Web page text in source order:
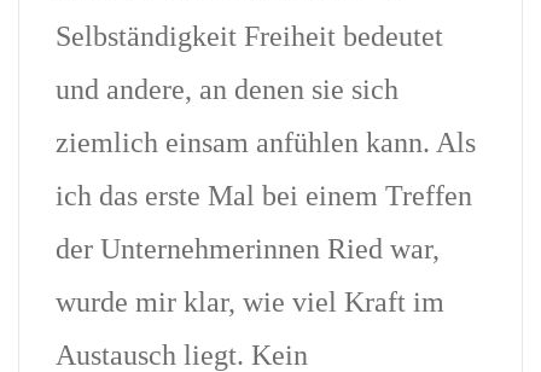
Selbständigkeit Freiheit bedeutet
und andere, an denen sie sich
ziemlich einsam anfühlen kann. Als
ich das erste Mal bei einem Treffen
der Unternehmerinnen Ried war,
wurde mir klar, wie viel Kraft im
Austausch liegt. Kein